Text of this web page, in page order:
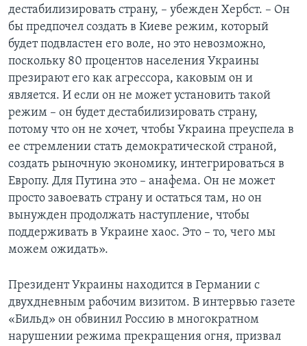
дестабилизировать страну, – убежден Хербст. – Он
бы предпочел создать в Киеве режим, который
будет подвластен его воле, но это невозможно,
поскольку 80 процентов населения Украины
презирают его как агрессора, каковым он и
является. И если он не может установить такой
режим – он будет дестабилизировать страну,
потому что он не хочет, чтобы Украина преуспела в
ее стремлении стать демократической страной,
создать рыночную экономику, интегрироваться в
Европу. Для Путина это – анафема. Он не может
просто завоевать страну и остаться там, но он
вынужден продолжать наступление, чтобы
поддерживать в Украине хаос. Это – то, чего мы
можем ожидать».
Президент Украины находится в Германии с
двухдневным рабочим визитом. В интервью газете
«Бильд» он обвинил Россию в многократном
нарушении режима прекращения огня, призвал